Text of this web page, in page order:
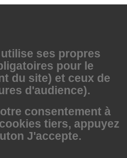
ses propres
pour le
du site) et ceux de
d'audience).
consentement à
tiers, appuyez
J'accepte.